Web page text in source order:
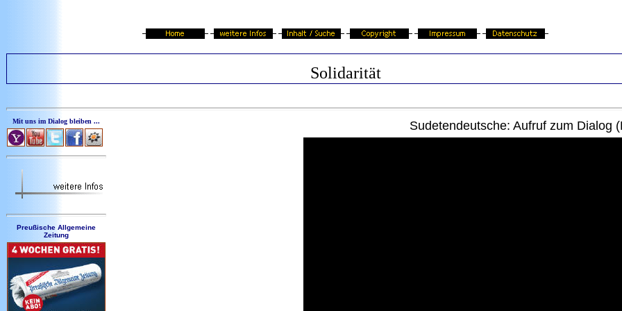
Solidarität
Mit uns im Dialog bleiben ...
Preußische Allgemeine
Zeitung
Sudetendeutsche: Aufruf zum Dialog